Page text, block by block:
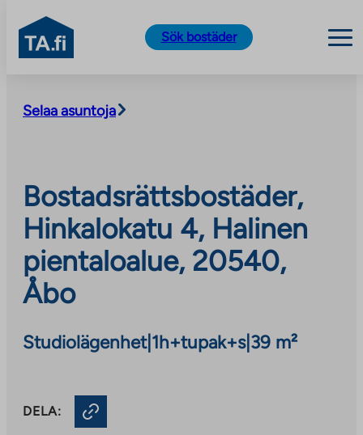
content
TA.fi
Sök bostäder
Selaa asuntoja
Bostadsrättsbostäder,
Hinkalokatu 4, Halinen
pientaloalue, 20540,
Åbo
Studiolägenhet| 1h+tupak+s| 39 m²
DELA: